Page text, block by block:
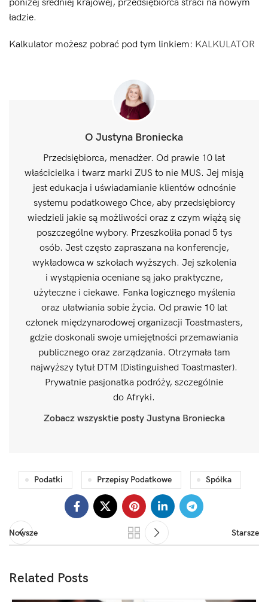
poniżej średniej krajowej, przedsiębiorca straci na nowym
ładzie.
Kalkulator możesz pobrać pod tym linkiem: KALKULATOR
O Justyna Broniecka
Przedsiębiorca, menadżer. Od prawie 10 lat
właścicielka i twarz marki ZUS to nie MUS. Jej misją
jest edukacja i uświadamianie klientów odnośnie
systemu podatkowego Chce, aby przedsiębiorcy
wiedzieli jakie są możliwości oraz z czym wiążą się
poszczególne wybory. Przeszkoliła ponad 5 tys
osób. Jest często zapraszana na konferencje,
wykładowca w szkołach wyższych. Jej szkolenia
i wystąpienia oceniane są jako praktyczne,
użyteczne i ciekawe. Fanka logicznego myślenia
oraz ułatwiania sobie życia. Od prawie 10 lat
członek międzynarodowej organizacji Toastmasters,
gdzie doskonali swoje umiejętności przemawiania
publicznego oraz zarządzania. Otrzymała tam
najwyższy tytuł DTM (Distinguished Toastmaster).
Prywatnie pasjonatka podróży, szczególnie
do Afryki.
Zobacz wszysktie posty Justyna Broniecka
Podatki Przepisy Podatkowe Spółka
Nowsze Starsze
Related Posts